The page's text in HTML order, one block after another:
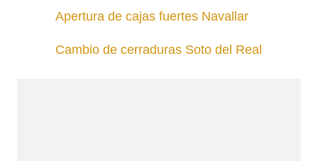
Apertura de cajas fuertes Navallar
Cambio de cerraduras Soto del Real